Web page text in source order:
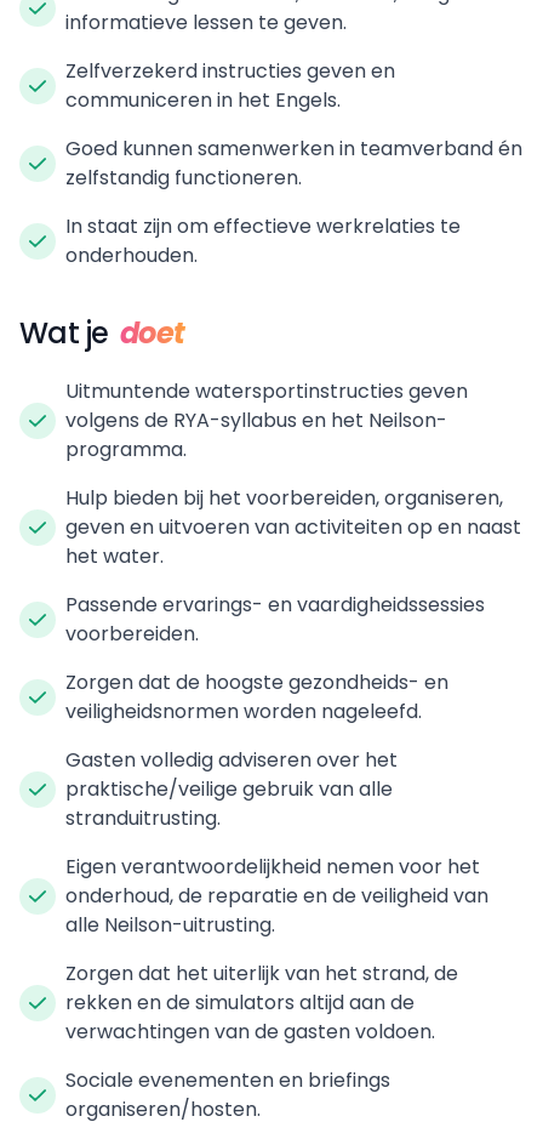
informatieve lessen te geven.
Zelfverzekerd instructies geven en
communiceren in het Engels.
Goed kunnen samenwerken in teamverband én
zelfstandig functioneren.
In staat zijn om effectieve werkrelaties te
onderhouden.
Wat je doet
Uitmuntende watersportinstructies geven
volgens de RYA-syllabus en het Neilson-
programma.
Hulp bieden bij het voorbereiden, organiseren,
geven en uitvoeren van activiteiten op en naast
het water.
Passende ervarings- en vaardigheidssessies
voorbereiden.
Zorgen dat de hoogste gezondheids- en
veiligheidsnormen worden nageleefd.
Gasten volledig adviseren over het
praktische/veilige gebruik van alle
stranduitrusting.
Eigen verantwoordelijkheid nemen voor het
onderhoud, de reparatie en de veiligheid van
alle Neilson-uitrusting.
Zorgen dat het uiterlijk van het strand, de
rekken en de simulators altijd aan de
verwachtingen van de gasten voldoen.
Sociale evenementen en briefings
organiseren/hosten.